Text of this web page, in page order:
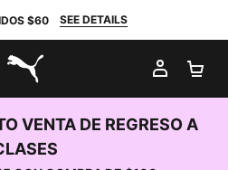
$60 SEE DETAILS
PUMA.com
MI
VENTA DE REGRESO A